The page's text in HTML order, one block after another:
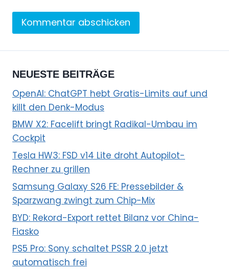
NEUESTE BEITRÄGE
OpenAI: ChatGPT hebt Gratis-Limits auf und
killt den Denk-Modus
BMW X2: Facelift bringt Radikal-Umbau im
Cockpit
Tesla HW3: FSD v14 Lite droht Autopilot-
Rechner zu grillen
Samsung Galaxy S26 FE: Pressebilder &
Sparzwang zwingt zum Chip-Mix
BYD: Rekord-Export rettet Bilanz vor China-
Fiasko
PS5 Pro: Sony schaltet PSSR 2.0 jetzt
automatisch frei